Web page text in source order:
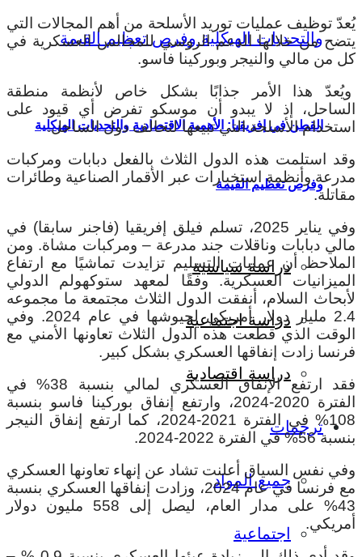
القطن في إفريقيا: الأهمية الاقتصادية والتحديات الهيكلية
وفرص تعظيم القيمة
دراسة سياسية
دراسة اجتماعية
دراسة اقتصادية
ترجمات
جميع المواد
اجتماعية
يُعدّ توظيف عمليات توريد الأسلحة من أهم المجالات التي
يتضح من خلالها الدعم الروسي للمجالس العسكرية في
كل من مالي والنيجر وبوركينا فاسو.
ويُعدّ هذا الأمر جذابًا بشكل خاص لأنظمة منطقة
الساحل، إذ لا يبدو أن موسكو تفرض أي قيود على
استخدام الأسلحة التي تبيعها لتحالف دول الساحل.
وقد استلمت هذه الدول الثلاث بالفعل دبابات ومركبات
مدرعة وأنظمة استخبارات عبر الأقمار الصناعية وطائرات
مقاتلة.
وفي يناير 2025، تسلم فيلق إفريقيا (فاجنر سابقا) في
مالي دبابات وناقلات جند مدرعة – ومركبات مشاة. ومن
الملاحظ أن عمليات التسليم تزايدت تماشيًا مع ارتفاع
الميزانيات العسكرية. وفقًا لمعهد ستوكهولم الدولي
لأبحاث السلام، أنفقت الدول الثلاث مجتمعة ما مجموعه
2.4 مليار دولار أمريكي لجيوشها في عام 2024. وفي
الوقت الذي قطعت هذه الدول الثلاث تعاونها الأمني ​​مع
فرنسا زادت إنفاقها العسكري بشكل كبير.
فقد ارتفع الإنفاق العسكري لمالي بنسبة 38% في
الفترة 2020-2024، وارتفع إنفاق بوركينا فاسو بنسبة
108% في الفترة 2021-2024، كما ارتفع إنفاق النيجر
بنسبة 56% في الفترة 2022-2024.
وفي نفس السياق أعلنت تشاد عن إنهاء تعاونها العسكري
مع فرنسا في عام 2024، وزادت إنفاقها العسكري بنسبة
43% على مدار العام، ليصل إلى 558 مليون دولار
أمريكي.